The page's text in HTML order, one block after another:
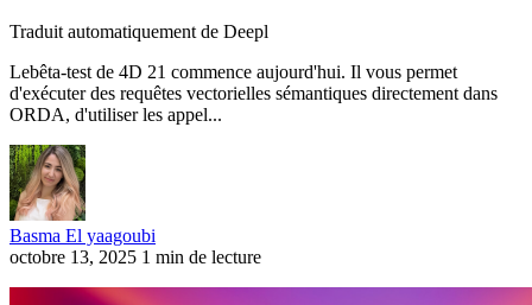
Traduit automatiquement de Deepl
Lebêta-test de 4D 21 commence aujourd'hui. Il vous permet
d'exécuter des requêtes vectorielles sémantiques directement dans
ORDA, d'utiliser les appel...
Basma El yaagoubi
octobre 13, 2025 1 min de lecture